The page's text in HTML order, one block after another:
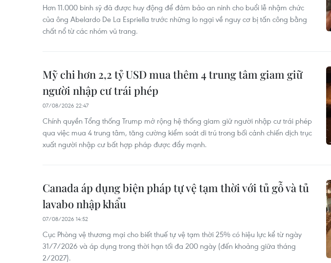
Hơn 11.000 binh sỹ đã được huy động để đảm bảo an ninh cho buổi lễ nhậm chức
của ông Abelardo De La Espriella trước những lo ngại về nguy cơ bị tấn công bằng
chất nổ từ các nhóm vũ trang.
Mỹ chi hơn 2,2 tỷ USD mua thêm 4 trung tâm giam giữ
người nhập cư trái phép
07/08/2026 22:47
Chính quyền Tổng thống Trump mở rộng hệ thống giam giữ người nhập cư trái phép
qua việc mua 4 trung tâm, tăng cường kiểm soát di trú trong bối cảnh chiến dịch trục
xuất người nhập cư bất hợp pháp được đẩy mạnh.
Canada áp dụng biện pháp tự vệ tạm thời với tủ gỗ và tủ
lavabo nhập khẩu
07/08/2026 14:52
Cục Phòng vệ thương mại cho biết thuế tự vệ tạm thời 25% có hiệu lực kể từ ngày
31/7/2026 và áp dụng trong thời hạn tối đa 200 ngày (đến khoảng giữa tháng
2/2027).